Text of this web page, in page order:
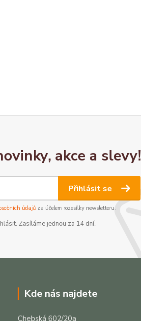
akce a slevy!
Přihlásit se
údajůza účelem rozesílky newsletteru.
Zasíláme jednou za 14 dní.
Kde nás najdete
Chebská 602/20a